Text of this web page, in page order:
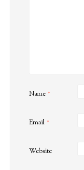
Name *
Email *
Website